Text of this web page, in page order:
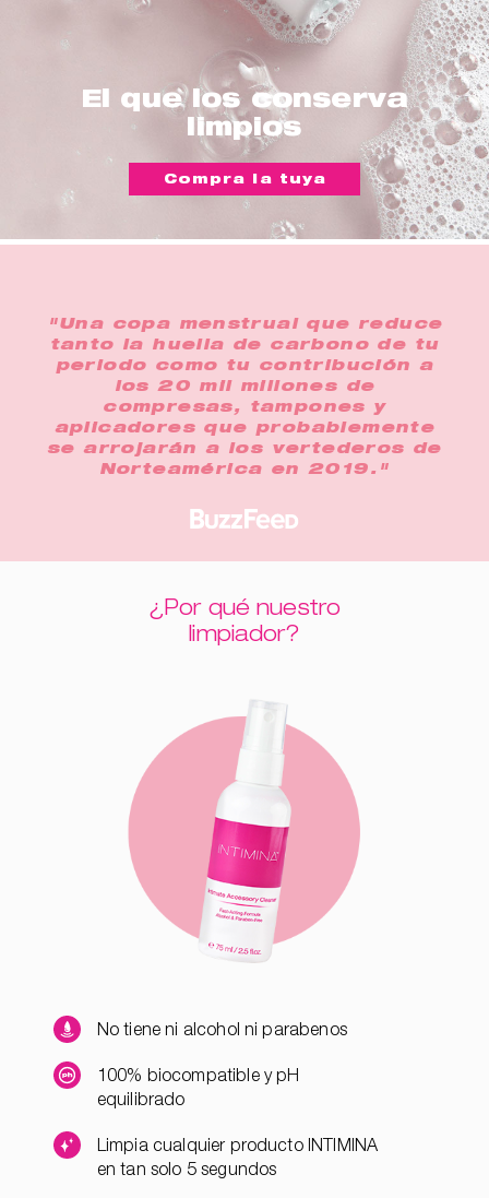
El que los conserva
limpios
Compra la tuya
"Una copa menstrual que reduce
tanto la huella de carbono de tu
periodo como tu contribución a
los 20 mil millones de
compresas, tampones y
aplicadores que probablemente
se arrojarán a los vertederos de
Norteamérica en 2019."
¿Por qué nuestro
limpiador?
No tiene ni alcohol ni parabenos
100% biocompatible y pH
equilibrado
Limpia cualquier producto INTIMINA
en tan solo 5 segundos